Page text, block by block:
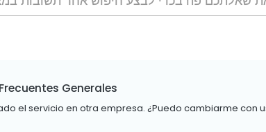
Generales
el servicio en otra empresa. ¿Puedo cambiarme con